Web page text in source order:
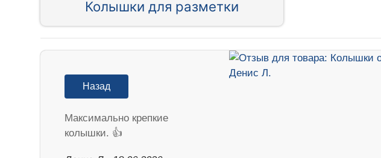
Колышки для разметки
Назад
Максимально крепкие
колышки. 👍